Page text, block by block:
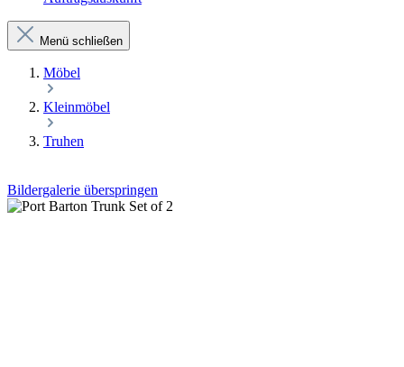
Menü schließen
Möbel
Kleinmöbel
Truhen
Bildergalerie überspringen